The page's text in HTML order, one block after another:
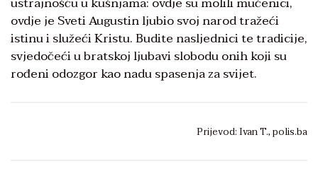
ovdje je Sveti Augustin ljubio svoj narod tražeći
istinu i služeći Kristu. Budite nasljednici te tradicije,
svjedočeći u bratskoj ljubavi slobodu onih koji su
rođeni odozgor kao nadu spasenja za svijet.
Prijevod: Ivan T., polis.ba